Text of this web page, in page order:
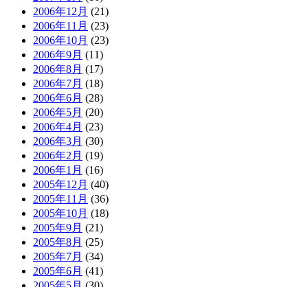
2006年12月 (21)
2006年11月 (23)
2006年10月 (23)
2006年9月 (11)
2006年8月 (17)
2006年7月 (18)
2006年6月 (28)
2006年5月 (20)
2006年4月 (23)
2006年3月 (30)
2006年2月 (19)
2006年1月 (16)
2005年12月 (40)
2005年11月 (36)
2005年10月 (18)
2005年9月 (21)
2005年8月 (25)
2005年7月 (34)
2005年6月 (41)